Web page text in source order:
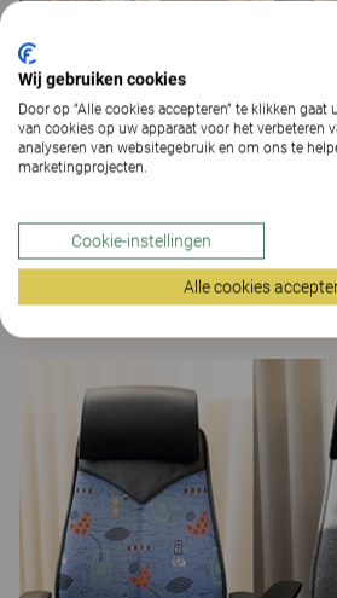
Duurzaamheid
Lees meer
Wij gebruiken cookies
Door op “Alle cookies accepteren” te klikken
van cookies op uw apparaat voor het verbeteren
analyseren van websitegebruik en om ons te
marketingprojecten.
Cookie-instellingen
Alle cookies